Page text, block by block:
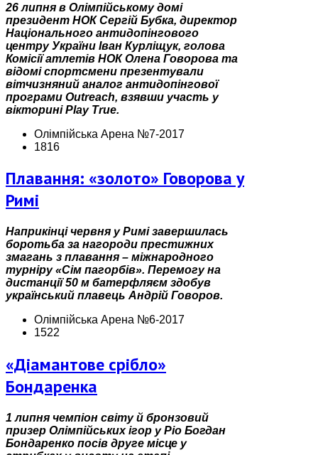
26 липня в Олімпійському домі
президент НОК Сергій Бубка, директор
Національного антидопінгового
центру України Іван Курліщук, голова
Комісії атлетів НОК Олена Говорова та
відомі спортсмени презентували
вітчизняний аналог антидопінгової
програми Outreach, взявши участь у
вікторині Play True.
Олімпійська Арена №7-2017
1816
Плавання: «золото» Говорова у
Римі
Наприкінці червня у Римі завершилась
боротьба за нагороди престижних
змагань з плавання – міжнародного
турніру «Сім пагорбів». Перемогу на
дистанції 50 м батерфляєм здобув
український плавець Андрій Говоров.
Олімпійська Арена №6-2017
1522
«Діамантове срібло»
Бондаренка
1 липня чемпіон світу й бронзовий
призер Олімпійських ігор у Ріо Богдан
Бондаренко посів друге місце у